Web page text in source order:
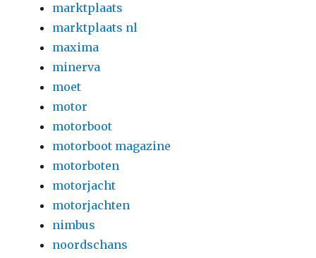
marktplaats
marktplaats nl
maxima
minerva
moet
motor
motorboot
motorboot magazine
motorboten
motorjacht
motorjachten
nimbus
noordschans